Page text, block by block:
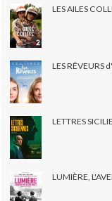
LES AILES
LES RÊVEURS
LETTRES
LUMIÈRE,